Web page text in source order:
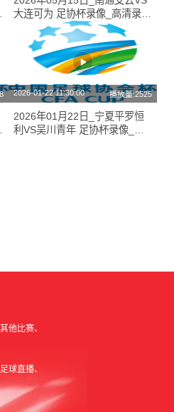
大连可为 足协杯录像_高清录像
【全场回放】
2026-01-22 11:30:00 播放量:2525
2026年01月22日_宁夏平罗恒
利VS吴川青年 足协杯录像_全
其他比赛
足球直播